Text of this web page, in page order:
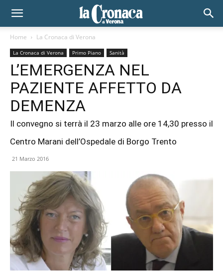
Home La Cronaca di Verona
La Cronaca di Verona Primo Piano Sanità
L’EMERGENZA NEL
PAZIENTE AFFETTO DA
DEMENZA
Il convegno si terrà il 23 marzo alle ore 14,30 presso il
Centro Marani dell’Ospedale di Borgo Trento
21 Marzo 2016